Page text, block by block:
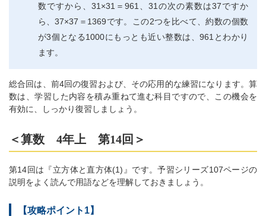
数ですから、31×31＝961、31の次の素数は37ですか
ら、37×37＝1369です。この2つを比べて、約数の個数
が3個となる1000にもっとも近い整数は、961とわかり
ます。
総合回は、前4回の復習および、その応用的な練習になります。算
数は、学習した内容を積み重ねて進む科目ですので、この機会を
有効に、しっかり復習しましょう。
＜算数 4年上 第14回＞
第14回は『立方体と直方体(1)』です。予習シリーズ107ページの
説明をよく読んで用語などを理解しておきましょう。
【攻略ポイント1】